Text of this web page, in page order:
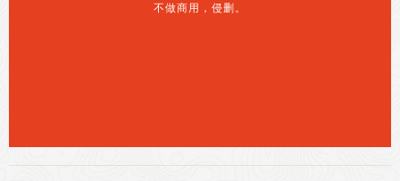
不做商用，侵删。